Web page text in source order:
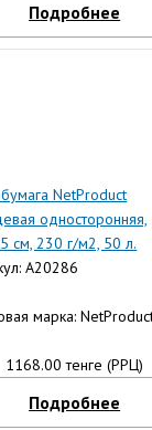
Подробнее
NetProduct
односторонняя,
см, 230 г/м2, 50 л.
A20286
марка:
1168.00 тенге (РРЦ)
Подробнее